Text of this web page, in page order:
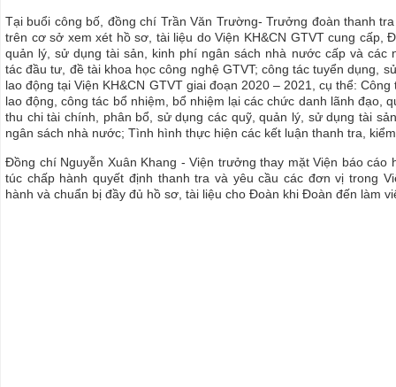
Tại buổi công bố, đồng chí Trần Văn Trường- Trưởng đoàn thanh
trên cơ sở xem xét hồ sơ, tài liệu do Viện KH&CN GTVT cung cấp,
quản lý, sử dụng tài sản, kinh phí ngân sách nhà nước cấp và các
tác đầu tư, đề tài khoa học công nghệ GTVT; công tác tuyển dụng,
lao động tại Viện KH&CN GTVT giai đoạn 2020 – 2021, cụ thể:
lao động, công tác bổ nhiệm, bổ nhiệm lại các chức danh lãnh đạo,
thu chi tài chính, phân bổ, sử dụng các quỹ, quản lý, sử dụng tài
ngân sách nhà nước; Tình hình thực hiện các kết luận thanh tra,
Đồng chí Nguyễn Xuân Khang - Viện trưởng thay mặt Viện báo cáo
túc chấp hành quyết định thanh tra và yêu cầu các đơn vị trong
hành và chuẩn bị đầy đủ hồ sơ, tài liệu cho Đoàn khi Đoàn đến làm